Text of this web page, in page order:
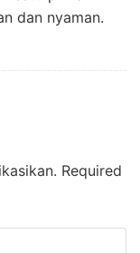
dan nyaman.
Required